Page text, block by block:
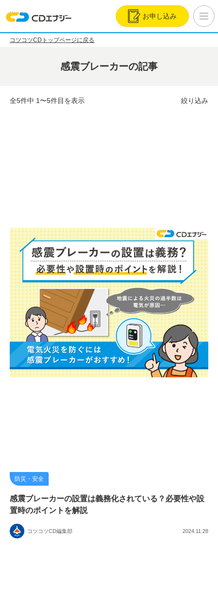
お申し込み
コツコツCDトップページに戻る
感震ブレーカーの記事
全5件中 1〜5件目を表示 絞り込み
防災・安全
感震ブレーカーの設置は義務化されている？必要性や設
置時のポイントを解説
コツコツCD編集部 2024.11.28